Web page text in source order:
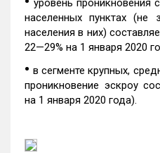
уровень проникновения
населенных пунктах (не
населения в них)
22—29% на 1 января 2020
•в сегменте крупных,
проникновение эскроу
на 1 января 2020 года).